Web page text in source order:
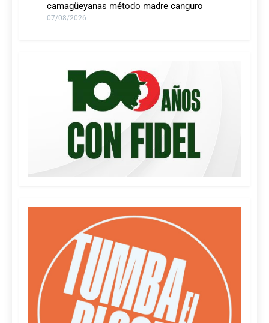
camagüeyanas método madre canguro
07/08/2026